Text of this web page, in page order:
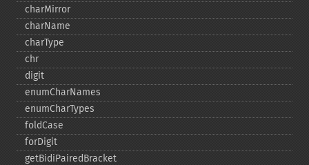
charMirror
charName
charType
chr
digit
enumCharNames
enumCharTypes
foldCase
forDigit
getBidiPairedBracket